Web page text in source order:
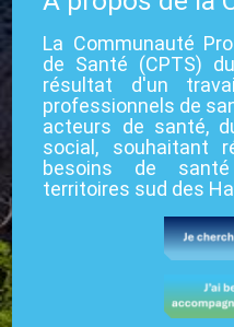
La Communauté
de Santé (CPTS)
résultat d'un
professionnels de
acteurs de santé,
social, souhaitant
besoins de
territoires sud des